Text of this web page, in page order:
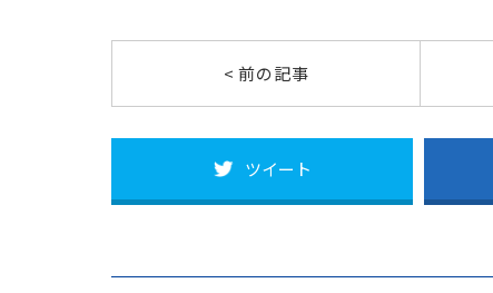
< 前の記事
ツイート